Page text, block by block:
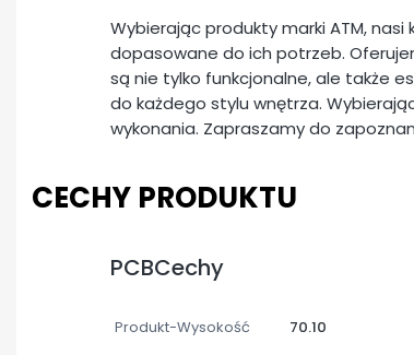
Wybierając produkty marki ATM,
dopasowane do ich potrzeb.
są nie tylko funkcjonalne, ale także
do każdego stylu wnętrza.
wykonania. Zapraszamy do
CECHY PRODUKTU
PCBCechy
Produkt-Wysokość 70.10